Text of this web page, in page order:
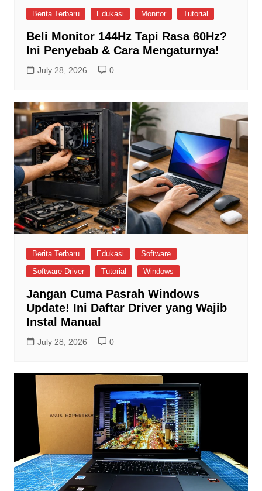
Berita Terbaru Edukasi Monitor Tutorial
Beli Monitor 144Hz Tapi Rasa 60Hz?
Ini Penyebab & Cara Mengaturnya!
July 28, 2026 0
Berita Terbaru Edukasi
Software
Software Driver
Tutorial Windows
Jangan Cuma Pasrah Windows
Update! Ini Daftar Driver yang Wajib
Instal Manual
July 28, 2026 0